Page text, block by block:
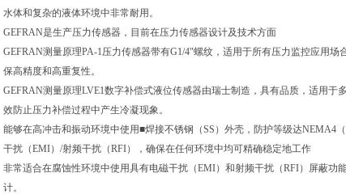
水体和复杂的液体环境中非常耐用。
GEFRAN是生产压力传感器，目前在压力传感器设计及技术方面
GEFRAN测量原理PA-1压力传感器带有G1/4"螺纹，适用于所有压力监控应用
保高精度和高重复性。
GEFRAN测量原理LVE1数字补偿式液位传感器由瑞士制造，具有品质，适用
效防止压力补偿过程中产生冷凝现象。
能够在高冲击和振动环境中使用■焊接不锈钢（SS）外壳，防护等级达
干扰（EMI）/射频干扰（RFI），确保在任何环境中均可精确稳定地工作
非常适合在腐蚀性环境中使用具有电磁干扰（EMI）和射频干扰（RFI）屏蔽
计。